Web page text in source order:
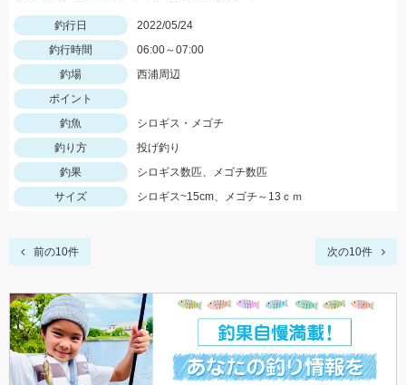
釣行日
2022/05/24
釣行時間
06:00～07:00
釣場
西浦周辺
ポイント
釣魚
シロギス・メゴチ
釣り方
投げ釣り
釣果
シロギス数匹、メゴチ数匹
サイズ
シロギス~15cm、メゴチ～13ｃｍ
前の10件 次の10件